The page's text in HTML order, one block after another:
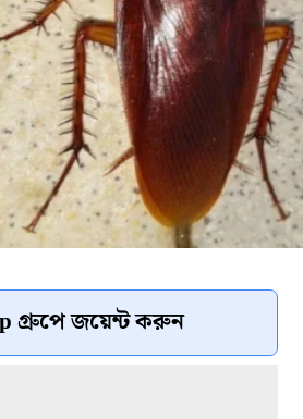
গ্রুপে জয়েন্ট করুন